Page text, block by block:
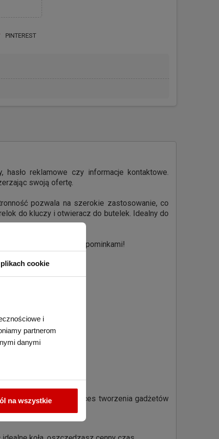
PINTEREST
reklamowe czy informacje kontaktowe.
swoją ofertę.
pozwala na szerokie zastosowanie, co
do kluczy i otwieracz do butelek. Idealny do
i praktycznymi upominkami!
z kółeczkiem. Proces tworzenia gadżetów
cookie
i
partnerom
danymi
na wszystkie